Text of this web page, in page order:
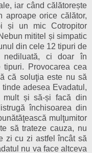
iar când călătorește
aproape orice călător,
și un mic Cotropitor
mititel și simpatic
din cele 12 tipuri de
ci doar în
Provocarea cea
că soluţia este nu să
adesea Evadatul,
mult și să-și facă din
închisoarea din
mulţumitor
să trateze cauza, nu
zi cu zi astfel încât să
nu va face altceva